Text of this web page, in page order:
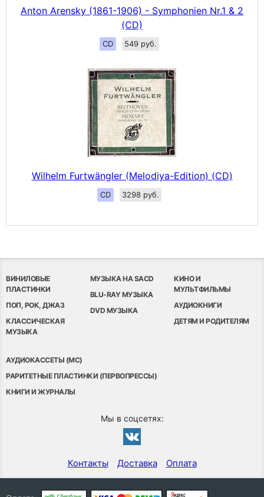
Anton Arensky (1861-1906) - Symphonien Nr.1 & 2
(CD)
CD 549 руб.
Wilhelm Furtwängler (Melodiya-Edition) (CD)
CD 3298 руб.
ВИНИЛОВЫЕ
ПЛАСТИНКИ
ПОП, РОК, ДЖАЗ
КЛАССИЧЕСКАЯ
МУЗЫКА
МУЗЫКА НА SACD
BLU-RAY МУЗЫКА
DVD МУЗЫКА
КИНО И
МУЛЬТФИЛЬМЫ
АУДИОКНИГИ
ДЕТЯМ И РОДИТЕЛЯМ
АУДИОКАССЕТЫ (MC)
РАРИТЕТНЫЕ ПЛАСТИНКИ (ПЕРВОПРЕССЫ)
КНИГИ И ЖУРНАЛЫ
Мы в соцсетях:
Контакты Доставка Оплата